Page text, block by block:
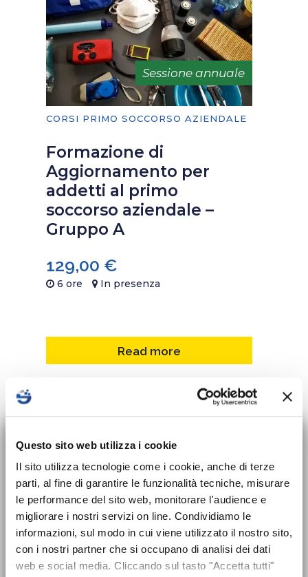
Questo sito web utilizza i cookie
Il sito utilizza tecnologie come i cookie, anche di terze
parti, al fine di garantire le funzionalità tecniche, misurare
le performance del sito web, monitorare l'audience e
migliorare i nostri servizi on line. Condividiamo le
informazioni, sul modo in cui viene utilizzato il nostro sito,
con i nostri partner che si occupano di analisi dei dati
web e social media. Cliccando sul tasto "Accetta tutti"
Sessione annuale
CORSI PRIMO SOCCORSO AZIENDALE
Formazione di
Aggiornamento per
addetti al primo
soccorso aziendale –
Gruppo A
129,00 €
6 ore In presenza
Read more
Sessione annuale
CORSI PRIMO SOCCORSO AZIENDALE
Nuovo corso sulla
sicurezza per Datori
di Lavoro disponibile!
Dal 24 maggio 2025 entra in vigore
l’obbligo formativo previsto dal nuovo
Accordo Stato-Regioni 2025 che introduce